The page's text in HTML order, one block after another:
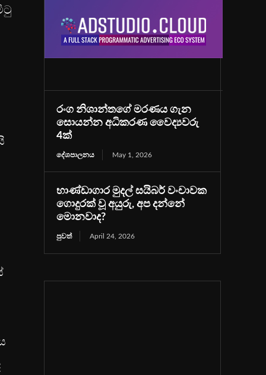
රංග නිශාන්තගේ මරණය ගැන
සොයන්න අධිකරණ වෛද්‍යවරු
4ක්
දේශපාලනය May 1, 2026
භාණ්ඩාගාර මුදල් සයිබර් වංචාවක
ගොදුරක් වූ අයුරු, අප දන්නේ
මොනවාද?
පුවත් April 24, 2026